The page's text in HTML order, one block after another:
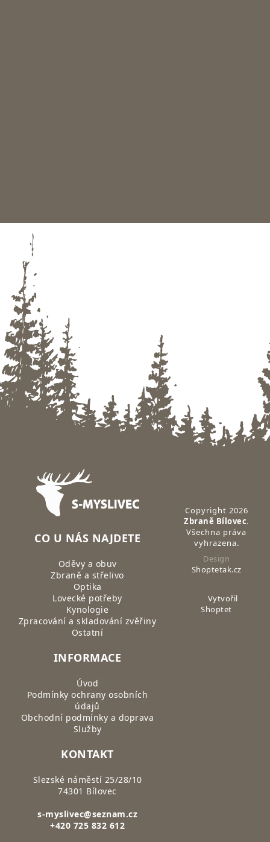
Zápatí
CO U NÁS NAJDETE
Oděvy a obuv
Zbraně a střelivo
Optika
Lovecké potřeby
Kynologie
Zpracování a skladování zvěřiny
Ostatní
INFORMACE
Úvod
Podmínky ochrany osobních
údajů
Obchodní podmínky a doprava
Služby
KONTAKT
Slezské náměstí 25/28/10
74301 Bílovec
s-myslivec@seznam.cz
+420 725 832 612
Copyright 2026
Zbraně Bílovec.
Všechna práva
vyhrazena.
Design
Shoptetak.cz
Vytvořil
Shoptet